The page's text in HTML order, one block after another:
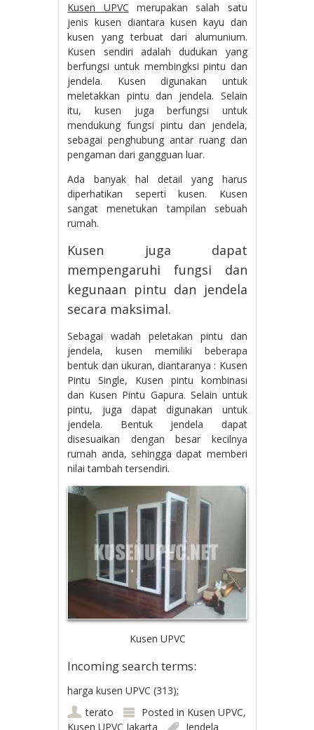
Kusen UPVC merupakan salah satu
jenis kusen diantara kusen kayu dan
kusen yang terbuat dari alumunium.
Kusen sendiri adalah dudukan yang
berfungsi untuk membingksi pintu dan
jendela. Kusen digunakan untuk
meletakkan pintu dan jendela. Selain
itu, kusen juga berfungsi untuk
mendukung fungsi pintu dan jendela,
sebagai penghubung antar ruang dan
pengaman dari gangguan luar.
Ada banyak hal detail yang harus
diperhatikan seperti kusen. Kusen
sangat menetukan tampilan sebuah
rumah.
Kusen juga dapat
mempengaruhi fungsi dan
kegunaan pintu dan jendela
secara maksimal.
Sebagai wadah peletakan pintu dan
jendela, kusen memiliki beberapa
bentuk dan ukuran, diantaranya : Kusen
Pintu Single, Kusen pintu kombinasi
dan Kusen Pintu Gapura. Selain untuk
pintu, juga dapat digunakan untuk
jendela. Bentuk jendela dapat
disesuaikan dengan besar kecilnya
rumah anda, sehingga dapat memberi
nilai tambah tersendiri.
Kusen UPVC
Incoming search terms:
harga kusen UPVC (313);
terato
Posted in Kusen UPVC,
Kusen UPVC Jakarta
Jendela